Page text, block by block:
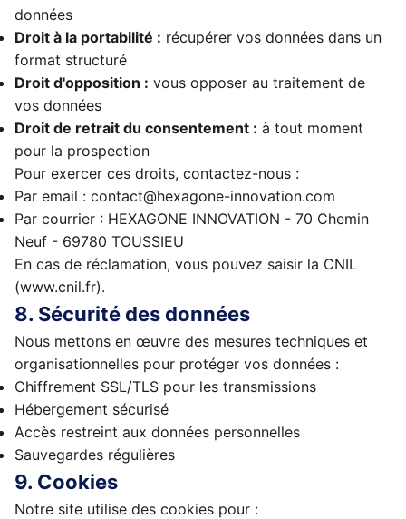
données
Droit à la portabilité : récupérer vos données dans un
format structuré
Droit d'opposition : vous opposer au traitement de
vos données
Droit de retrait du consentement : à tout moment
pour la prospection
Pour exercer ces droits, contactez-nous :
Par email : contact@hexagone-innovation.com
Par courrier : HEXAGONE INNOVATION - 70 Chemin
Neuf - 69780 TOUSSIEU
En cas de réclamation, vous pouvez saisir la CNIL
(www.cnil.fr).
8. Sécurité des données
Nous mettons en œuvre des mesures techniques et
organisationnelles pour protéger vos données :
Chiffrement SSL/TLS pour les transmissions
Hébergement sécurisé
Accès restreint aux données personnelles
Sauvegardes régulières
9. Cookies
Notre site utilise des cookies pour :